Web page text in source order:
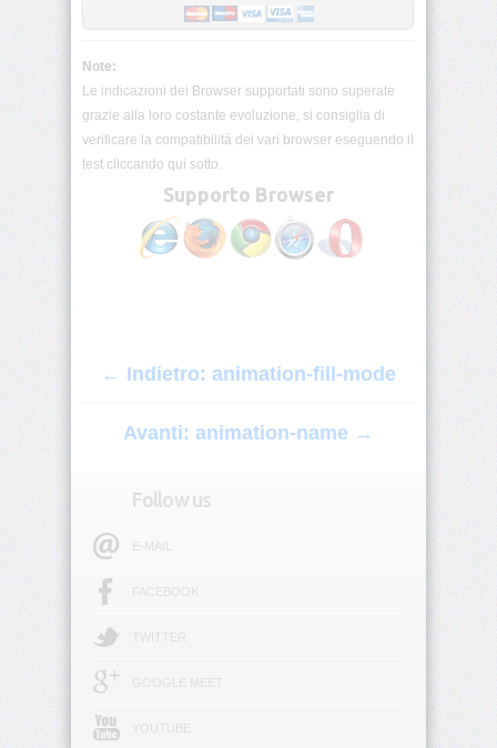
background-
color
background-
background-
background-
background-
repeat
background-
size
size
Note:
Le indicazioni dei Browser supportati sono superate
grazie alla loro costante evoluzione, si consiglia di
verificare la compatibilità dei vari browser eseguendo il
test cliccando qui sotto.
Supporto Browser
← Indietro: animation-fill-mode
Avanti: animation-name →
Follow us
E-MAIL
FACEBOOK
TWITTER
GOOGLE MEET
YOUTUBE